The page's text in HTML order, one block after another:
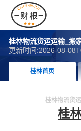
桂林物流货运运输_搬
更新时间:2026-08-
桂林首页
桂林物流货
桂